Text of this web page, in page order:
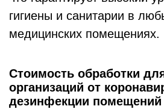
гигиены и санитарии в
медицинских помещениях.
Стоимость обработки
организаций от
дезинфекции помещений